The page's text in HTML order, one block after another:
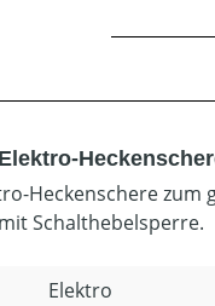
Heckenschere
Schalthebelsperre.
Elektro